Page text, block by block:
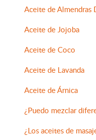
Aceite de Almendras
Aceite de Jojoba
Aceite de Coco
Aceite de Lavanda
Aceite de Árnica
¿Puedo mezclar
¿Los aceites de